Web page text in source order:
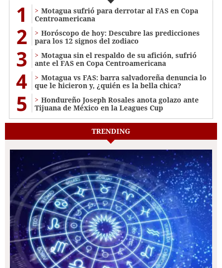
1
Motagua sufrió para derrotar al FAS en Copa
Centroamericana
2
Horóscopo de hoy: Descubre las predicciones
para los 12 signos del zodiaco
3
Motagua sin el respaldo de su afición, sufrió
ante el FAS en Copa Centroamericana
4
Motagua vs FAS: barra salvadoreña denuncia lo
que le hicieron y, ¿quién es la bella chica?
5
Hondureño Joseph Rosales anota golazo ante
Tijuana de México en la Leagues Cup
TRENDING